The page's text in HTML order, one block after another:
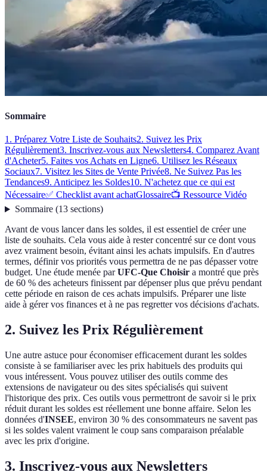
Sommaire
1. Préparez Votre Liste de Souhaits2. Suivez les Prix
Régulièrement3. Inscrivez-vous aux Newsletters4. Comparez Avant
d'Acheter5. Faites vos Achats en Ligne6. Utilisez les Réseaux
Sociaux7. Visitez les Sites de Vente Privée8. Ne Suivez Pas les
Tendances9. Anticipez les Soldes10. N'achetez que ce qui est
Nécessaire✅ Checklist avant achatGlossaire📺 Ressource Vidéo
Sommaire(13 sections)
Avant de vous lancer dans les soldes, il est essentiel de créer une
liste de souhaits. Cela vous aide à rester concentré sur ce dont vous
avez vraiment besoin, évitant ainsi les achats impulsifs. En d'autres
termes, définir vos priorités vous permettra de ne pas dépasser votre
budget. Une étude menée parUFC-Que Choisir a montré que près
de 60 % des acheteurs finissent par dépenser plus que prévu pendant
cette période en raison de ces achats impulsifs. Préparer une liste
aide à gérer vos finances et à ne pas regretter vos décisions d'achats.
2. Suivez les Prix Régulièrement
Une autre astuce pour économiser efficacement durant les soldes
consiste à se familiariser avec les prix habituels des produits qui
vous intéressent. Vous pouvez utiliser des outils comme des
extensions de navigateur ou des sites spécialisés qui suivent
l'historique des prix. Ces outils vous permettront de savoir si le prix
réduit durant les soldes est réellement une bonne affaire. Selon les
données d'INSEE, environ 30 % des consommateurs ne savent pas
si les soldes valent vraiment le coup sans comparaison préalable
avec les prix d'origine.
3. Inscrivez-vous aux Newsletters